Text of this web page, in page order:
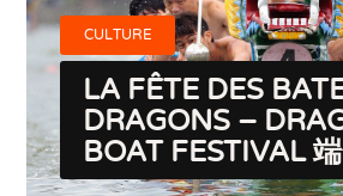
CULTURE
LA FÊTE DES
DRAGONS –
BOAT FESTIVAL